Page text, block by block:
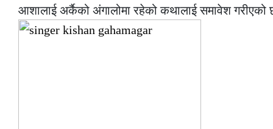
आशालाई अर्कैको अंगालोमा रहेको कथालाई समावेश गरीएको